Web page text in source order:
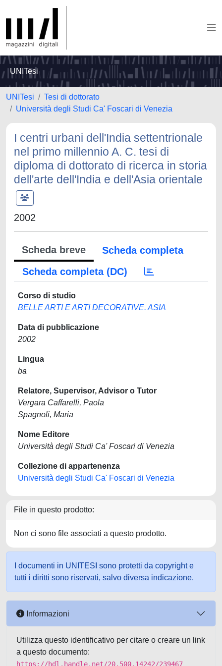
UNITesi
UNITesi
Tesi di dottorato
Università degli Studi Ca' Foscari di Venezia
I centri urbani dell'India settentrionale
nel primo millennio A. C. tesi di
diploma di dottorato di ricerca in storia
dell'arte dell'India e dell'Asia orientale
2002
Scheda breve
Scheda completa
Scheda completa (DC)
Corso di studio
BELLE ARTI E ARTI DECORATIVE. ASIA
Data di pubblicazione
2002
Lingua
ba
Relatore, Supervisor, Advisor o Tutor
Vergara Caffarelli, Paola
Spagnoli, Maria
Nome Editore
Università degli Studi Ca' Foscari di Venezia
Collezione di appartenenza
Università degli Studi Ca' Foscari di Venezia
File in questo prodotto:
Non ci sono file associati a questo prodotto.
I documenti in UNITESI sono protetti da copyright e
tutti i diritti sono riservati, salvo diversa indicazione.
Informazioni
Utilizza questo identificativo per citare o creare un link
a questo documento:
https://hdl.handle.net/20.500.14242/239467